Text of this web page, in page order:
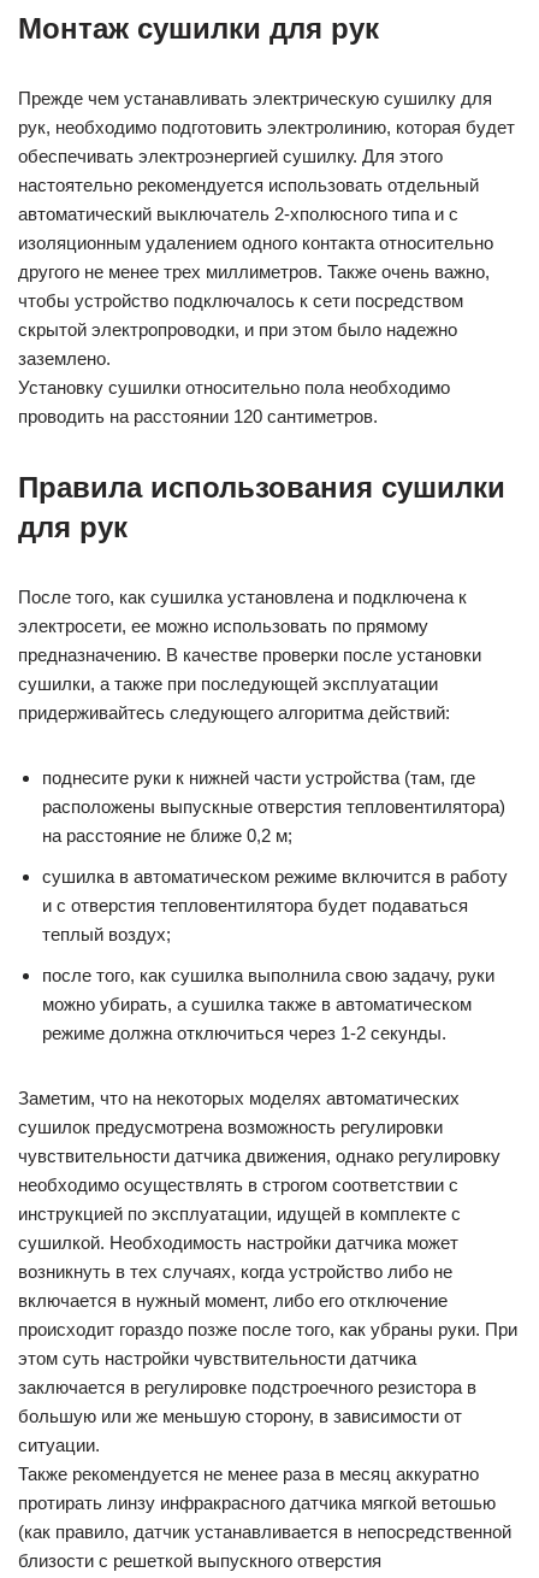
Монтаж сушилки для рук
Прежде чем устанавливать электрическую сушилку для
рук, необходимо подготовить электролинию, которая будет
обеспечивать электроэнергией сушилку. Для этого
настоятельно рекомендуется использовать отдельный
автоматический выключатель 2-хполюсного типа и с
изоляционным удалением одного контакта относительно
другого не менее трех миллиметров. Также очень важно,
чтобы устройство подключалось к сети посредством
скрытой электропроводки, и при этом было надежно
заземлено.
Установку сушилки относительно пола необходимо
проводить на расстоянии 120 сантиметров.
Правила использования сушилки
для рук
После того, как сушилка установлена и подключена к
электросети, ее можно использовать по прямому
предназначению. В качестве проверки после установки
сушилки, а также при последующей эксплуатации
придерживайтесь следующего алгоритма действий:
поднесите руки к нижней части устройства (там, где
расположены выпускные отверстия тепловентилятора)
на расстояние не ближе 0,2 м;
сушилка в автоматическом режиме включится в работу
и с отверстия тепловентилятора будет подаваться
теплый воздух;
после того, как сушилка выполнила свою задачу, руки
можно убирать, а сушилка также в автоматическом
режиме должна отключиться через 1-2 секунды.
Заметим, что на некоторых моделях автоматических
сушилок предусмотрена возможность регулировки
чувствительности датчика движения, однако регулировку
необходимо осуществлять в строгом соответствии с
инструкцией по эксплуатации, идущей в комплекте с
сушилкой. Необходимость настройки датчика может
возникнуть в тех случаях, когда устройство либо не
включается в нужный момент, либо его отключение
происходит гораздо позже после того, как убраны руки. При
этом суть настройки чувствительности датчика
заключается в регулировке подстроечного резистора в
большую или же меньшую сторону, в зависимости от
ситуации.
Также рекомендуется не менее раза в месяц аккуратно
протирать линзу инфракрасного датчика мягкой ветошью
(как правило, датчик устанавливается в непосредственной
близости с решеткой выпускного отверстия